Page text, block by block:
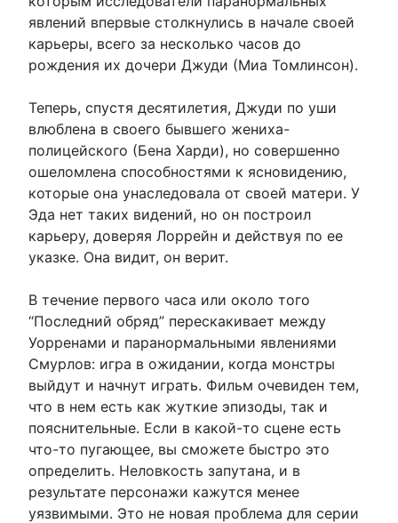
явлений впервые столкнулись в начале своей
карьеры, всего за несколько часов до
рождения их дочери Джуди (Миа Томлинсон).
Теперь, спустя десятилетия, Джуди по уши
влюблена в своего бывшего жениха-
полицейского (Бена Харди), но совершенно
ошеломлена способностями к ясновидению,
которые она унаследовала от своей матери. У
Эда нет таких видений, но он построил
карьеру, доверяя Лоррейн и действуя по ее
указке. Она видит, он верит.
В течение первого часа или около того
“Последний обряд” перескакивает между
Уорренами и паранормальными явлениями
Смурлов: игра в ожидании, когда монстры
выйдут и начнут играть. Фильм очевиден тем,
что в нем есть как жуткие эпизоды, так и
пояснительные. Если в какой-то сцене есть
что-то пугающее, вы сможете быстро это
определить. Неловкость запутана, и в
результате персонажи кажутся менее
уязвимыми. Это не новая проблема для серии